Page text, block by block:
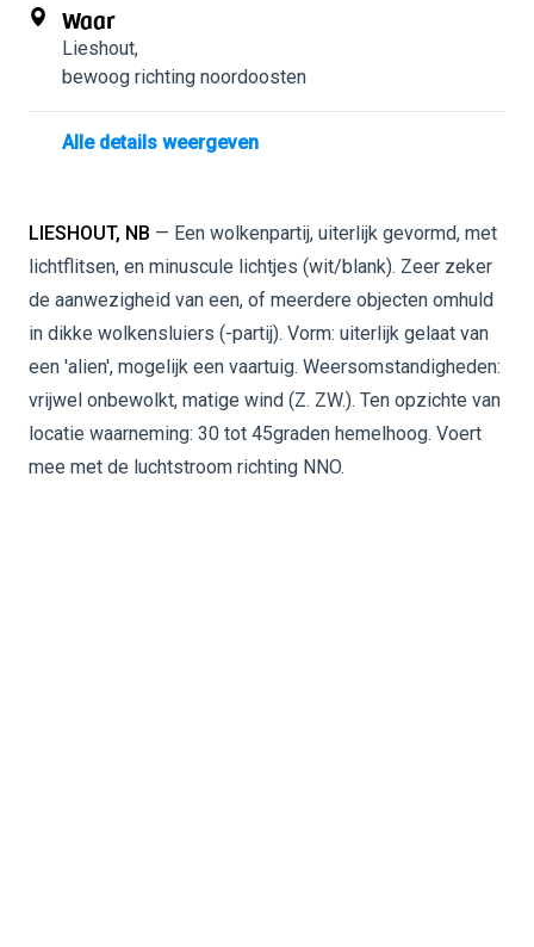
Waar
Lieshout,
bewoog richting noordoosten
Alle details weergeven
LIESHOUT, NB — Een wolkenpartij, uiterlijk gevormd, met
lichtflitsen, en minuscule lichtjes (wit/blank). Zeer zeker
de aanwezigheid van een, of meerdere objecten omhuld
in dikke wolkensluiers (-partij). Vorm: uiterlijk gelaat van
een 'alien', mogelijk een vaartuig. Weersomstandigheden:
vrijwel onbewolkt, matige wind (Z. ZW.). Ten opzichte van
locatie waarneming: 30 tot 45graden hemelhoog. Voert
mee met de luchtstroom richting NNO.